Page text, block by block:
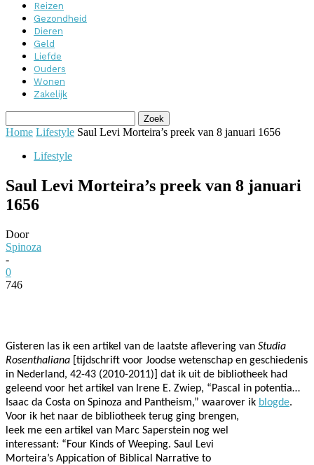
Reizen
Gezondheid
Dieren
Geld
Liefde
Ouders
Wonen
Zakelijk
Home Lifestyle Saul Levi Morteira’s preek van 8 januari 1656
Lifestyle
Saul Levi Morteira’s preek van 8 januari
1656
Door
Spinoza
-
0
746
Gisteren las ik een artikel van de laatste aflevering van Studia
Rosenthaliana [tijdschrift voor Joodse wetenschap en geschiedenis
in Nederland, 42-43 (2010-2011)] dat ik uit de bibliotheek had
geleend voor het artikel van Irene E. Zwiep, “Pascal in potentia…
Isaac da Costa on Spinoza and Pantheism,” waarover ik blogde.
Voor ik het naar de bibliotheek terug ging brengen,
leek me een artikel van Marc Saperstein nog wel
interessant: “Four Kinds of Weeping. Saul Levi
Morteira’s Appication of Biblical Narrative to